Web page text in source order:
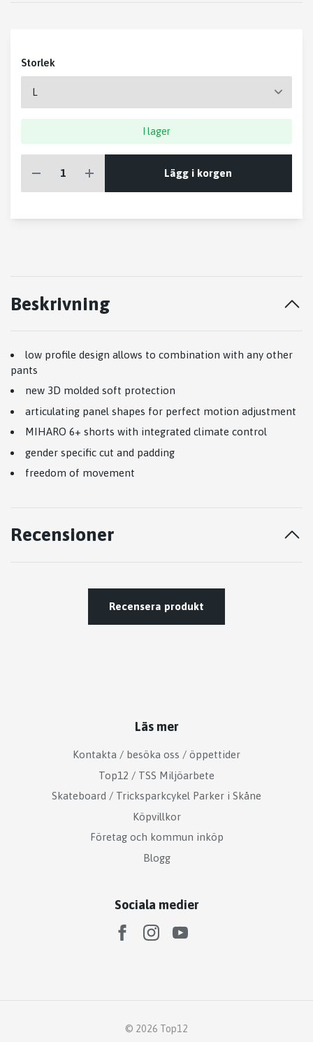
Storlek
I lager
Lägg i korgen
Beskrivning
low profile design allows to combination with any other
pants
new 3D molded soft protection
articulating panel shapes for perfect motion adjustment
MIHARO 6+ shorts with integrated climate control
gender specific cut and padding
freedom of movement
Recensioner
Recensera produkt
Läs mer
Kontakta / besöka oss / öppettider
Top12 / TSS Miljöarbete
Skateboard / Tricksparkcykel Parker i Skåne
Köpvillkor
Företag och kommun inköp
Blogg
Sociala medier
© 2026 Top12